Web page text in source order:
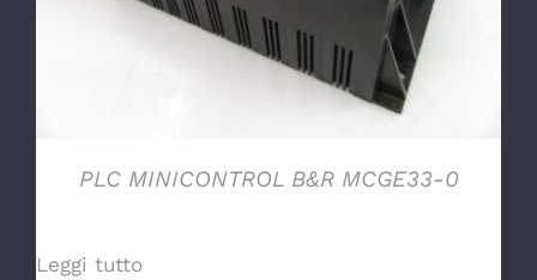
PLC MINICONTROL B&R MCGE33-0
Leggi tutto